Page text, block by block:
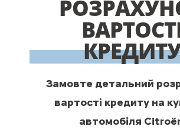
Замовте детальний
вартості кредиту на
автомобіля